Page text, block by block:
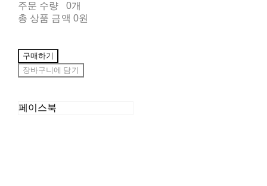
주문 수량
0개
총 상품 금액 0원
구매하기
장바구니에 담기
페이스북